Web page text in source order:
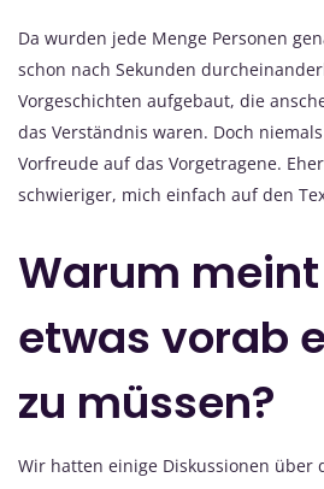
Da wurden jede Menge Personen
schon nach Sekunden
Vorgeschichten aufgebaut, die
das Verständnis waren. Doch
Vorfreude auf das Vorgetragene.
schwieriger, mich einfach auf den
Warum
etwas vorab
zu müssen?
Wir hatten einige Diskussionen über